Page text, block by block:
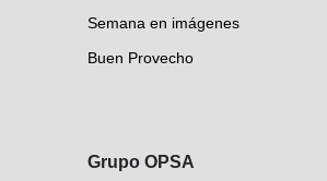
Semana en imágenes
Buen Provecho
Grupo OPSA